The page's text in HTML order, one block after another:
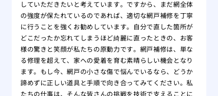
していただきたいと考えています。ですから、まだ網全体
の強度が保たれているのであれば、適切な網戸補修を丁寧
に行うことを強くお勧めしています。自分で直した箇所が
どこだったか忘れてしまうほど綺麗に直ったときの、お客
様の驚きと笑顔が私たちの原動力です。網戸補修は、単な
る修理を超えて、家への愛着を育む素晴らしい機会となり
ます。もし今、網戸の小さな傷で悩んでいるなら、どうか
諦めずに正しい道具と手順で向き合ってみてください。私
たちの仕事は、そんな皆さんの挑戦を技術で支えることに